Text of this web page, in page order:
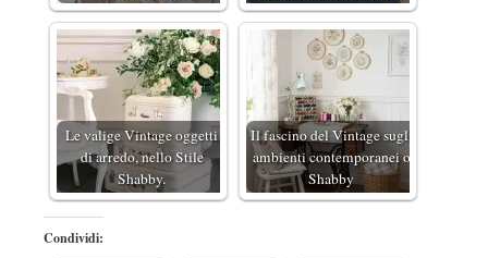
Le valige Vintage oggetti
di arredo, nello Stile
Shabby.
Il fascino del Vintage sugli
ambienti contemporanei o
Shabby
Condividi: